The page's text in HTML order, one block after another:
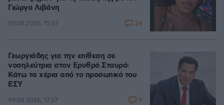
Γιώργο Λιβάνη
09.08.2026, 15:57 24
Γεωργιάδης για την επίθεση σε
νοσηλεύτρια στον Ερυθρό Σταυρό:
Κάτω τα χέρια από το προσωπικό του
ΕΣΥ
09.08.2026, 17:27 9